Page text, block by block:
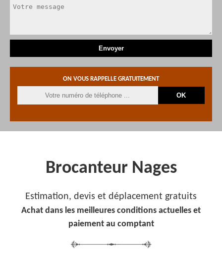
ON VOUS RAPPELLE GRATUITEMENT
Brocanteur Nages
Estimation, devis et déplacement gratuits
Achat dans les meilleures conditions actuelles et
paiement au comptant